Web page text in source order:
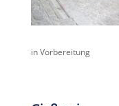
in Vorbereitung